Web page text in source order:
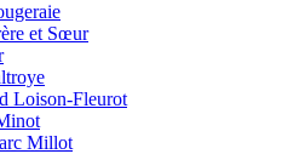
et Sœur
Loison-Fleurot
Millot